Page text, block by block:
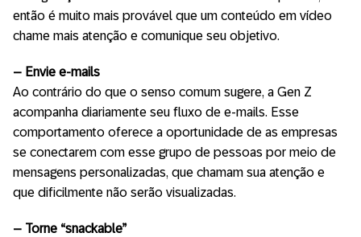
então é muito mais provável que um conteúdo em vídeo
chame mais atenção e comunique seu objetivo.
– Envie e-mails
Ao contrário do que o senso comum sugere, a Gen Z
acompanha diariamente seu fluxo de e-mails. Esse
comportamento oferece a oportunidade de as empresas
se conectarem com esse grupo de pessoas por meio de
mensagens personalizadas, que chamam sua atenção e
que dificilmente não serão visualizadas.
– Torne “snackable”